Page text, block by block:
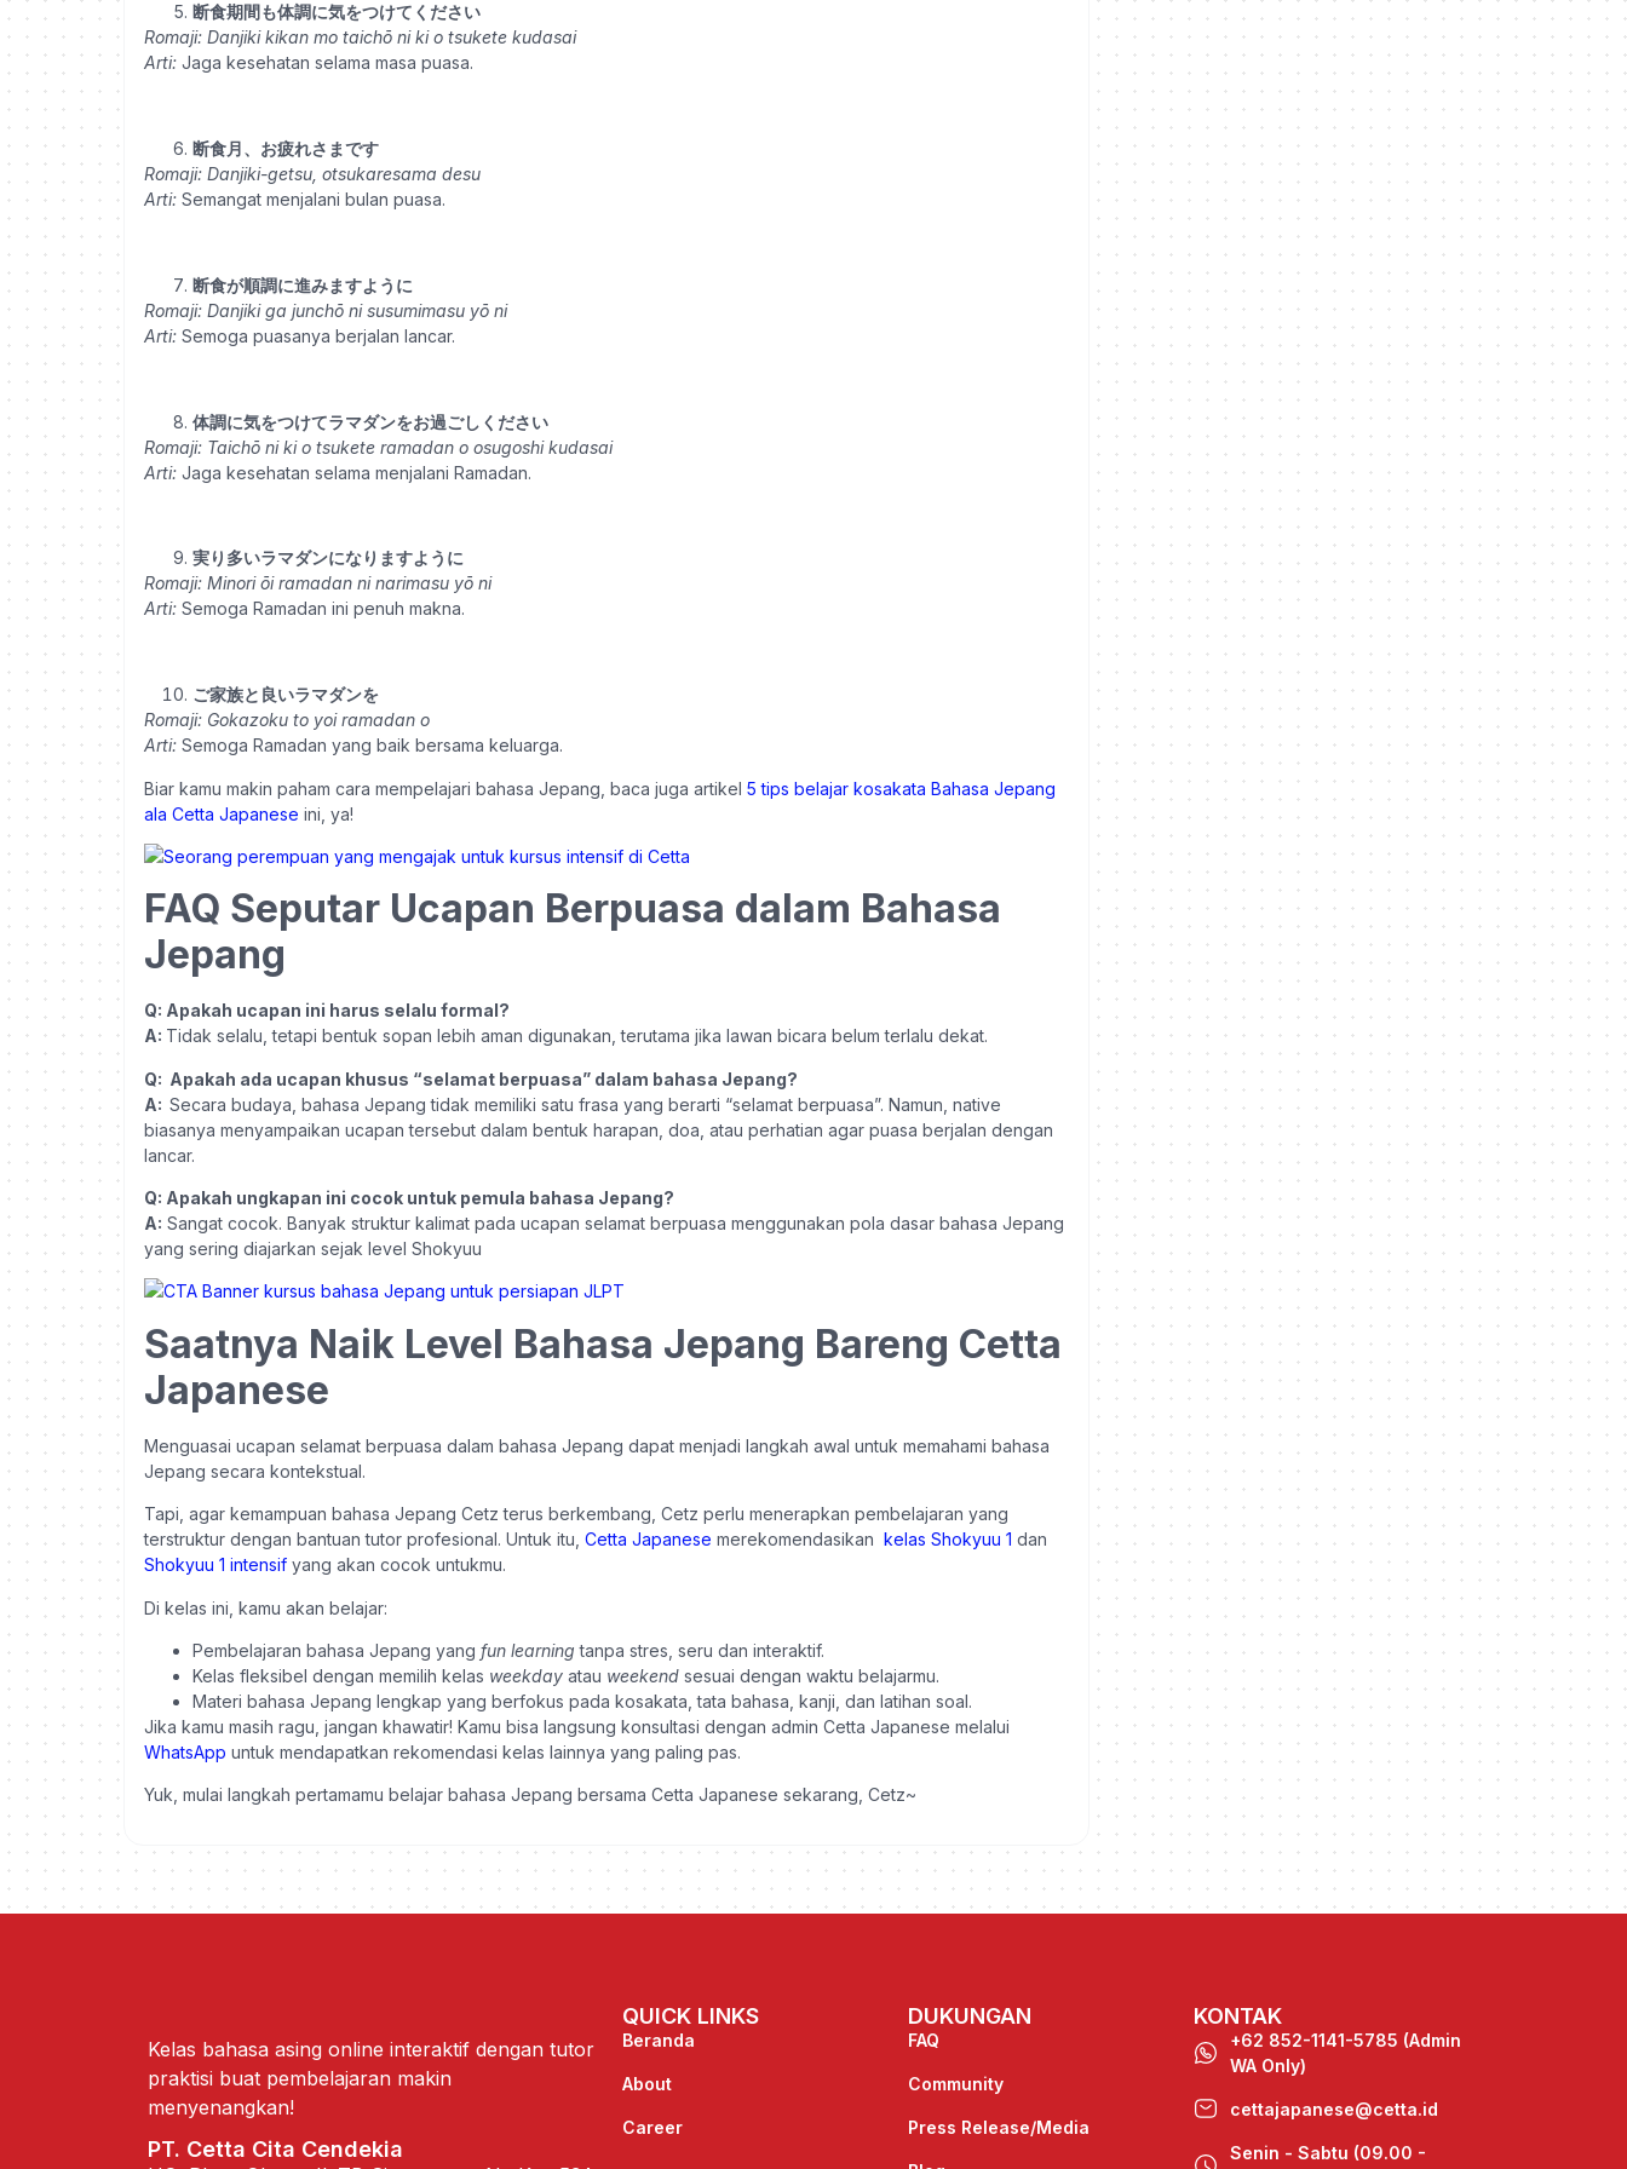
断食期間も体調に気をつけてください
Romaji: Danjiki kikan mo taichō ni ki o tsukete kudasai
Arti: Jaga kesehatan selama masa puasa.
断食月、お疲れさまです
Romaji: Danjiki-getsu, otsukaresama desu
Arti: Semangat menjalani bulan puasa.
断食が順調に進みますように
Romaji: Danjiki ga junchō ni susumimasu yō ni
Arti: Semoga puasanya berjalan lancar.
体調に気をつけてラマダンをお過ごしください
Romaji: Taichō ni ki o tsukete ramadan o osugoshi kudasai
Arti: Jaga kesehatan selama menjalani Ramadan.
実り多いラマダンになりますように
Romaji: Minori ōi ramadan ni narimasu yō ni
Arti: Semoga Ramadan ini penuh makna.
ご家族と良いラマダンを
Romaji: Gokazoku to yoi ramadan o
Arti: Semoga Ramadan yang baik bersama keluarga.
Biar kamu makin paham cara mempelajari bahasa Jepang, baca juga artikel 5 tips belajar kosakata Bahasa Jepang
ala Cetta Japanese ini, ya!
FAQ Seputar Ucapan Berpuasa dalam Bahasa
Jepang
Q: Apakah ucapan ini harus selalu formal?
A: Tidak selalu, tetapi bentuk sopan lebih aman digunakan, terutama jika lawan bicara belum terlalu dekat.
Q: Apakah ada ucapan khusus “selamat berpuasa” dalam bahasa Jepang?
A: Secara budaya, bahasa Jepang tidak memiliki satu frasa yang berarti “selamat berpuasa”. Namun, native
biasanya menyampaikan ucapan tersebut dalam bentuk harapan, doa, atau perhatian agar puasa berjalan dengan
lancar.
Q: Apakah ungkapan ini cocok untuk pemula bahasa Jepang?
A: Sangat cocok. Banyak struktur kalimat pada ucapan selamat berpuasa menggunakan pola dasar bahasa Jepang
yang sering diajarkan sejak level Shokyuu
Saatnya Naik Level Bahasa Jepang Bareng Cetta
Japanese
Menguasai ucapan selamat berpuasa dalam bahasa Jepang dapat menjadi langkah awal untuk memahami bahasa
Jepang secara kontekstual.
Tapi, agar kemampuan bahasa Jepang Cetz terus berkembang, Cetz perlu menerapkan pembelajaran yang
terstruktur dengan bantuan tutor profesional. Untuk itu, Cetta Japanese merekomendasikan kelas Shokyuu 1 dan
Shokyuu 1 intensif yang akan cocok untukmu.
Di kelas ini, kamu akan belajar:
Pembelajaran bahasa Jepang yang fun learning tanpa stres, seru dan interaktif.
Kelas fleksibel dengan memilih kelas weekday atau weekend sesuai dengan waktu belajarmu.
Materi bahasa Jepang lengkap yang berfokus pada kosakata, tata bahasa, kanji, dan latihan soal.
Jika kamu masih ragu, jangan khawatir! Kamu bisa langsung konsultasi dengan admin Cetta Japanese melalui
WhatsApp untuk mendapatkan rekomendasi kelas lainnya yang paling pas.
Yuk, mulai langkah pertamamu belajar bahasa Jepang bersama Cetta Japanese sekarang, Cetz~
Kelas bahasa asing online interaktif dengan tutor
praktisi buat pembelajaran makin
menyenangkan!
PT. Cetta Cita Cendekia
QUICK LINKS
Beranda
About
Career
DUKUNGAN
FAQ
Community
Press Release/Media
KONTAK
+62 852-1141-5785 (Admin
WA Only)
cettajapanese@cetta.id
Senin - Sabtu (09.00 -